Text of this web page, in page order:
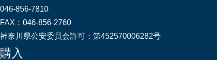
046-856-7810
FAX： 046-856-2760
神奈川県公安委員会許可： 第452570006282号
購入